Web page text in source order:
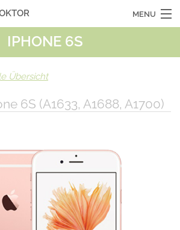
MENU
IPHONE 6S
Übersicht
6S (A1633, A1688, A1700)